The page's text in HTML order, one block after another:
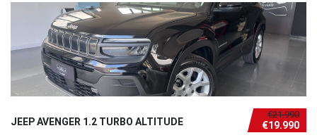
€21.990
€19.990
JEEP AVENGER 1.2 TURBO ALTITUDE